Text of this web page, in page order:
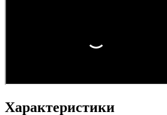
Характеристики